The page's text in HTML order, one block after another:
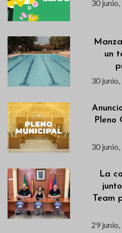
30
un
30
Pleno
30
La
Team
29